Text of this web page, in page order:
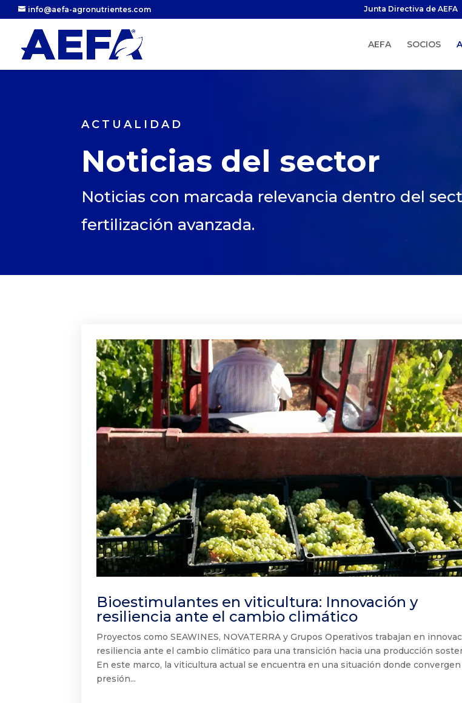
info@aefa-agronutrientes.com Junta Directiva de AEFA
AEFA SOCIOS
ACTUALIDAD
Noticias del sector
Noticias con marcada relevancia dentro del
fertilización avanzada.
Bioestimulantes en viticultura: Innovación y
resiliencia ante el cambio climático
Proyectos como SEAWINES, NOVATERRA y Grupos Operativos trabajan en
resiliencia ante el cambio climático para una transición hacia una producción
En este marco, la viticultura actual se encuentra en una situación donde convergen
presión...